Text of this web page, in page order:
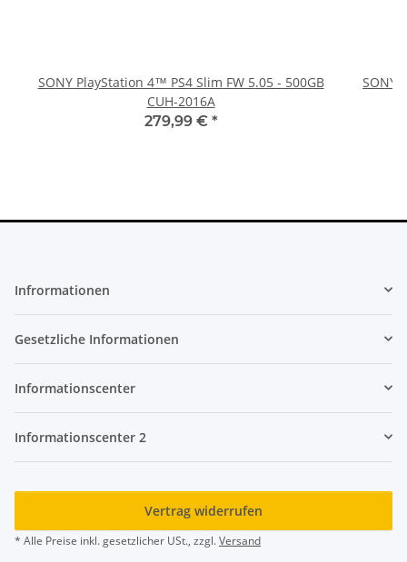
SONY PlayStation 4™ PS4 Slim FW 5.05 - 500GB
CUH-2016A
279,99 € *
SONY
Infrormationen
Gesetzliche Informationen
Informationscenter
Informationscenter 2
Vertrag widerrufen
* Alle Preise inkl. gesetzlicher USt., zzgl.Versand